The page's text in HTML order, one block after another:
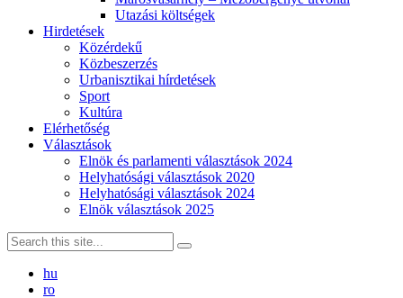
Utazási költségek
Hirdetések
Közérdekű
Közbeszerzés
Urbanisztikai hírdetések
Sport
Kultúra
Elérhetőség
Választások
Elnök és parlamenti választások 2024
Helyhatósági választások 2020
Helyhatósági választások 2024
Elnök választások 2025
hu
ro